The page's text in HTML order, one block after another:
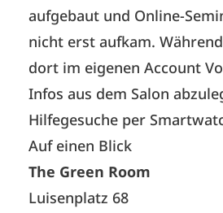
aufgebaut und Online-
nicht erst aufkam.
dort im eigenen Account
Infos aus dem Salon
Hilfegesuche per
Auf einen Blick
The Green Room
Luisenplatz 68